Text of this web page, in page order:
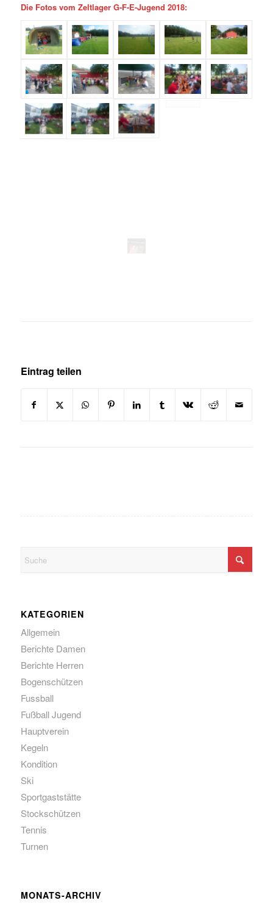
Die Fotos vom Zeltlager G-F-E-Jugend 2018:
Eintrag teilen
KATEGORIEN
Allgemein
Berichte Damen
Berichte Herren
Bogenschützen
Fussball
Fußball Jugend
Hauptverein
Kegeln
Kondition
Ski
Sportgaststätte
Stockschützen
Tennis
Turnen
MONATS-ARCHIV